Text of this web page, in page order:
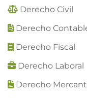
Derecho Civil
Derecho
Derecho Fiscal
Derecho Laboral
Derecho